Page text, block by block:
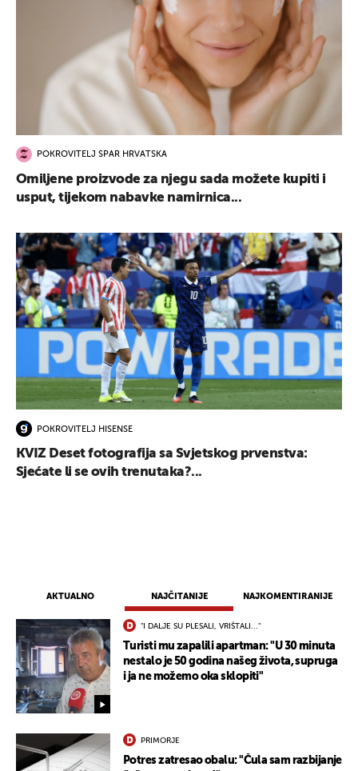
AKTUALNO NAJČITANIJE NAJKOMENTIRANIJE
"I DALJE SU PLESALI, VRIŠTALI..."
Turisti mu zapalili apartman: "U 30 minuta
nestalo je 50 godina našeg života, supruga
i ja ne možemo oka sklopiti"
PRIMORJE
Potres zatresao obalu: "Čula sam razbijanje
POKROVITELJ SPAR HRVATSKA
Omiljene proizvode za njegu sada možete kupiti i
usput, tijekom nabavke namirnica...
POKROVITELJ HISENSE
KVIZ Deset fotografija sa Svjetskog prvenstva:
Sjećate li se ovih trenutaka?...